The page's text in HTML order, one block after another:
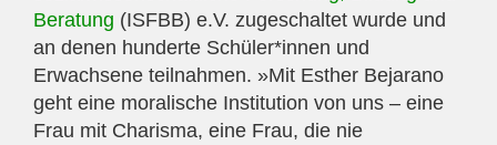
Beratung (ISFBB) e.V. zugeschaltet wurde und
an denen hunderte Schüler*innen und
Erwachsene teilnahmen. »Mit Esther Bejarano
geht eine moralische Institution von uns – eine
Frau mit Charisma, eine Frau, die nie